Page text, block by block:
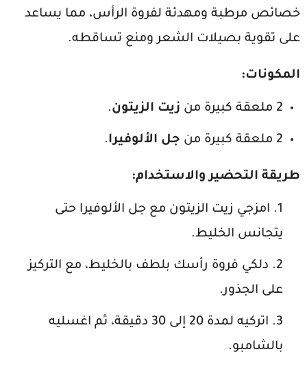
خصائص مرطبة ومهدئة لفروة الرأس، مما يساعد
على تقوية بصيلات الشعر ومنع تساقطه.
المكونات:
2 ملعقة كبيرة من زيت الزيتون.
2 ملعقة كبيرة من جل الألوفيرا.
طريقة التحضير والاستخدام:
امزجي زيت الزيتون مع جل الألوفيرا حتى
يتجانس الخليط.
دلكي فروة رأسك بلطف بالخليط، مع التركيز
على الجذور.
اتركيه لمدة 20 إلى 30 دقيقة، ثم اغسليه
بالشامبو.